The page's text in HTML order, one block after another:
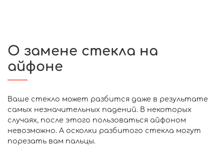
О замене стекла на
айфоне
Ваше стекло может разбится даже в результате
самых незначительных падений. В некоторых
случаях, после этого пользоваться айфоном
невозможно. А осколки разбитого стекла могут
порезать вам пальцы.